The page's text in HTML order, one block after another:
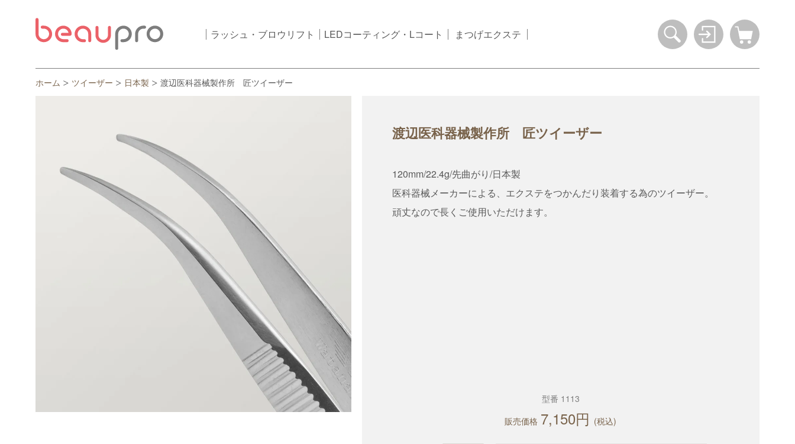
ラッシュ・ブロウリフト LEDコーティング・Lコート まつげエクステ
ホーム ツイーザー 日本製 渡辺医科器械製作所 匠ツイーザー
この投稿をInstagramで見る
渡辺医科器械製作所 匠ツイーザー
120mm/22.4g/先曲がり/日本製
医科器械メーカーによる、エクステをつかんだり装着する為のツイーザー。
頑丈なので長くご使用いただけます。
型番 1113
販売価格 7,150円 (税込)